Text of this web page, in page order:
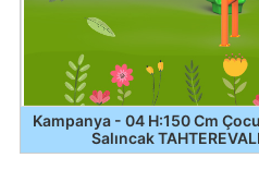
Kampanya - 04 H:150 Cm
Salıncak